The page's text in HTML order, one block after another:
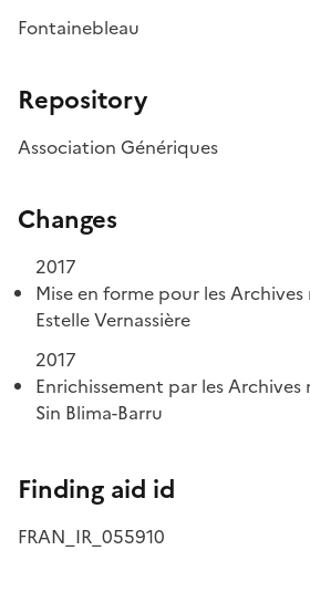
Fontainebleau
Repository
Association Génériques
Changes
2017
Mise en forme pour les
Estelle Vernassière
2017
Enrichissement par les
Sin Blima-Barru
Finding aid id
FRAN_IR_055910